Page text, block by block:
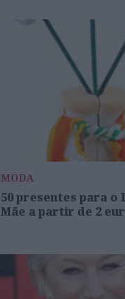
MODA
50 presentes para o
Mãe a partir de 2